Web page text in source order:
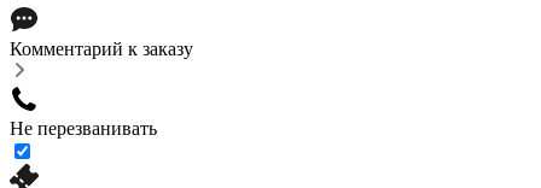
Комментарий к заказу
Не перезванивать